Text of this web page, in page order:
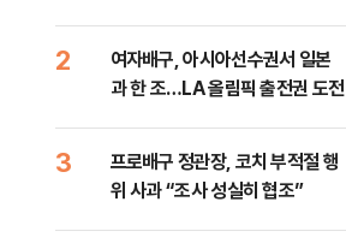
2
여자배구, 아시아선수권서 일본
과 한 조…LA 올림픽 출전권 도전
3
프로배구 정관장, 코치 부적절 행
위 사과 “조사 성실히 협조”